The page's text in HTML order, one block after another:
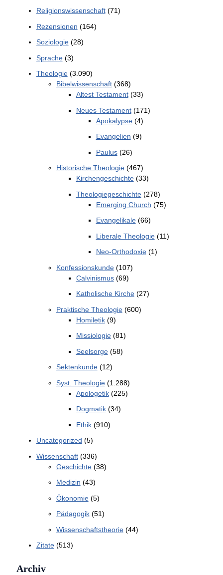
Religionswissenschaft(71)
Rezensionen (164)
Soziologie(28)
Sprache(3)
Theologie(3.090)
Bibelwissenschaft(368)
Altest Testament(33)
Neues Testament(171)
Apokalypse(4)
Evangelien (9)
Paulus(26)
Historische Theologie(467)
Kirchengeschichte(33)
Theologiegeschichte(278)
Emerging Church (75)
Evangelikale(66)
Liberale Theologie(11)
Neo-Orthodoxie(1)
Konfessionskunde(107)
Calvinismus(69)
Katholische Kirche(27)
Praktische Theologie(600)
Homiletik(9)
Missiologie(81)
Seelsorge(58)
Sektenkunde(12)
Syst. Theologie(1.288)
Apologetik(225)
Dogmatik(34)
Ethik(910)
Uncategorized (5)
Wissenschaft(336)
Geschichte(38)
Medizin (43)
Ökonomie(5)
Pädagogik(51)
Wissenschaftstheorie(44)
Zitate(513)
Archiv